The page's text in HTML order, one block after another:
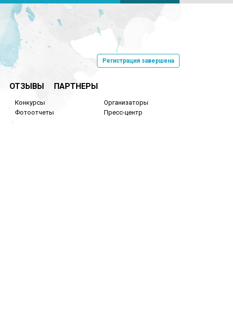
Регистрация завершена
ОТЗЫВЫ ПАРТНЕРЫ
Конкурсы
Фотоотчеты
Организаторы
Пресс-центр